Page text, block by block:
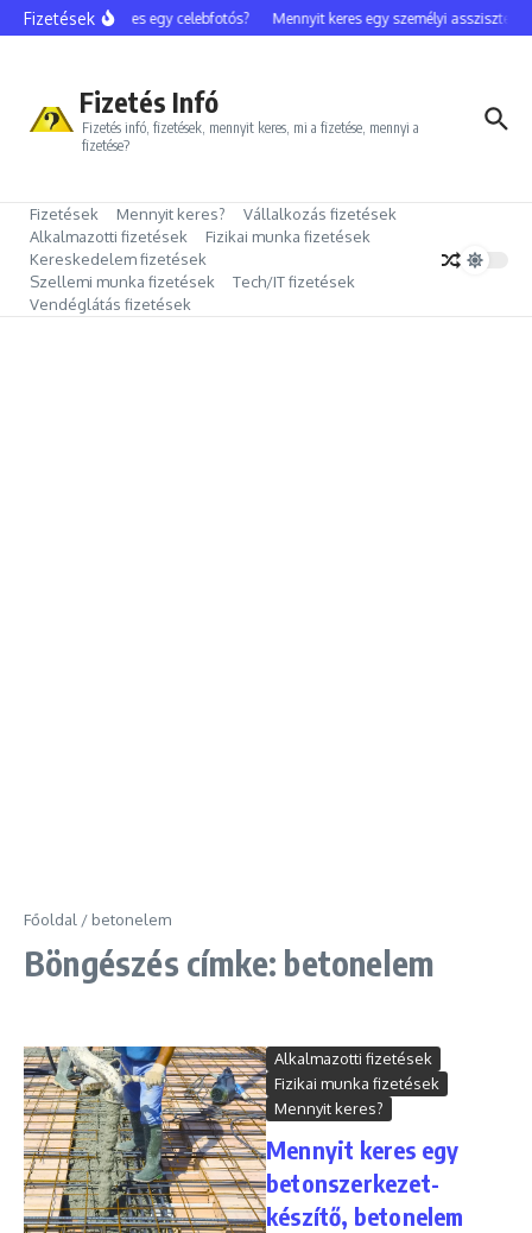
Ugrás a tartalomhoz
Fizetések
Mennyit keres egy celebfotós? Mennyit keres egy személyi asszisztens?
Fizetés Infó
Fizetés infó, fizetések, mennyit keres, mi a fizetése, mennyi a
fizetése?
Fizetések Mennyit keres?
Vállalkozás fizetések
Alkalmazotti fizetések
Fizikai munka fizetések
Kereskedelem fizetések
Szellemi munka fizetések
Tech/IT fizetések
Vendéglátás fizetések
Főoldal / betonelem
Böngészés címke: betonelem
Alkalmazotti fizetések
Fizikai munka fizetések
Mennyit keres?
Mennyit keres egy
betonszerkezet-
készítő, betonelem